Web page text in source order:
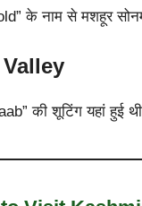
के नाम से मशहूर
की शूटिंग यहां हुई